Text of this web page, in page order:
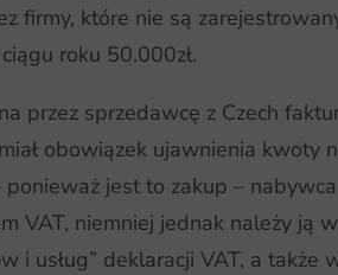
firmy, które nie są
roku 50.000zł.
przez sprzedawcę z Czech
obowiązek ujawnienia kwoty
jest to zakup –
VAT, niemniej jednak należy ją
usług” deklaracji VAT, a także